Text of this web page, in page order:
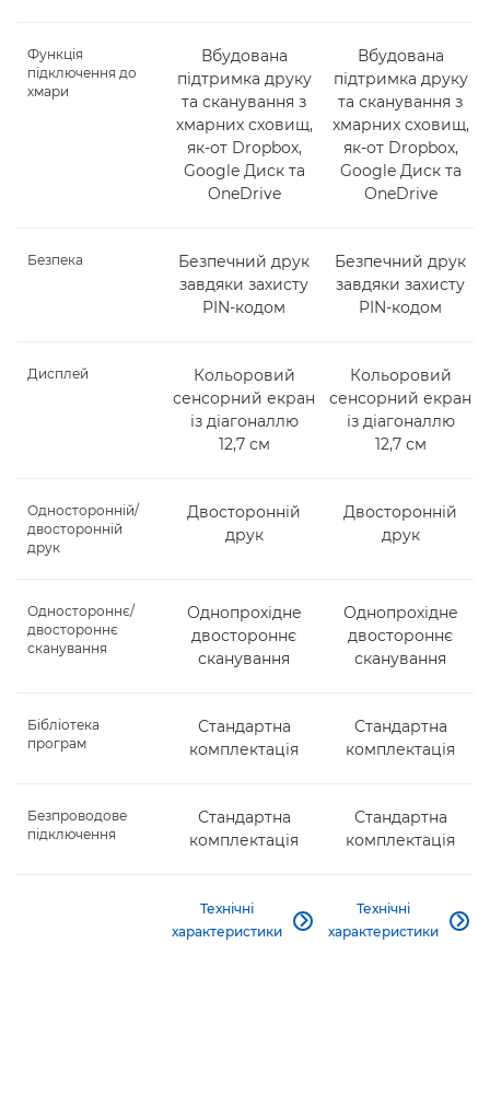
Функція
підключення до
хмари
Вбудована
підтримка друку
та сканування з
хмарних сховищ,
як-от Dropbox,
Google Диск та
OneDrive
Вбудована
підтримка друку
та сканування з
хмарних сховищ,
як-от Dropbox,
Google Диск та
OneDrive
Безпека
Безпечний друк
завдяки захисту
PIN-кодом
Безпечний друк
завдяки захисту
PIN-кодом
Дисплей
Кольоровий
сенсорний екран
із діагоналлю
12,7 см
Кольоровий
сенсорний екран
із діагоналлю
12,7 см
Односторонній/
двосторонній
друк
Двосторонній
друк
Двосторонній
друк
Одностороннє/
двостороннє
сканування
Однопрохідне
двостороннє
сканування
Однопрохідне
двостороннє
сканування
Бібліотека
програм
Стандартна
комплектація
Стандартна
комплектація
Безпроводове
підключення
Стандартна
комплектація
Стандартна
комплектація
Технічні
характеристики

Технічні
характеристики
